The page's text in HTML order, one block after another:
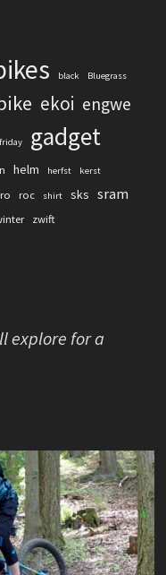
black Bluegrass
ekoi engwe
friday gadget
helm herfst kerst
roc shirt sks sram
zwift
explore for a